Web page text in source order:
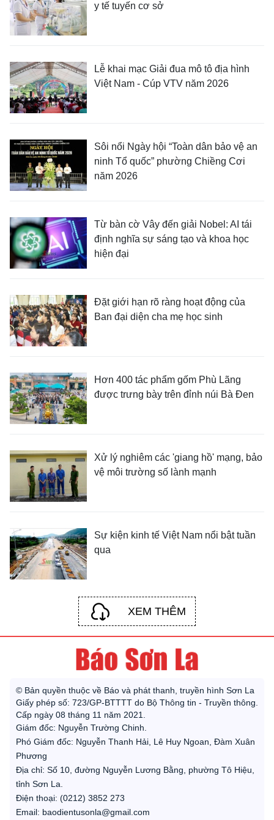
y tế tuyến cơ sở
Lễ khai mạc Giải đua mô tô địa hình
Việt Nam - Cúp VTV năm 2026
Sôi nổi Ngày hội “Toàn dân bảo vệ an
ninh Tổ quốc” phường Chiềng Cơi
năm 2026
Từ bàn cờ Vây đến giải Nobel: AI tái
định nghĩa sự sáng tạo và khoa học
hiện đại
Đặt giới hạn rõ ràng hoạt động của
Ban đại diện cha mẹ học sinh
Hơn 400 tác phẩm gốm Phù Lãng
được trưng bày trên đỉnh núi Bà Đen
Xử lý nghiêm các 'giang hồ' mạng, bảo
vệ môi trường số lành mạnh
Sự kiện kinh tế Việt Nam nổi bật tuần
qua
XEM THÊM
© Bản quyền thuộc về Báo và phát thanh, truyền hình Sơn La
Giấy phép số: 723/GP-BTTTT do Bộ Thông tin - Truyền thông.
Cấp ngày 08 tháng 11 năm 2021.
Giám đốc: Nguyễn Trường Chinh.
Phó Giám đốc: Nguyễn Thanh Hải, Lê Huy Ngoan, Đàm Xuân
Phương
Địa chỉ: Số 10, đường Nguyễn Lương Bằng, phường Tô Hiệu,
tỉnh Sơn La.
Điện thoại: (0212) 3852 273
Email: baodientusonla@gmail.com